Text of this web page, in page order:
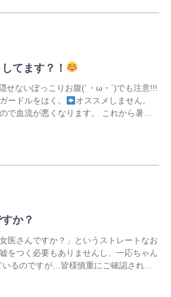
てます？！
せないぽっこりお腹(´・ω・`)でも注意!!!
ードルをはく。
オススメしません。
で血流が悪くなります。 これから暑く
か？
医さんですか？」というストレートなお
をつく必要もありませんし、一応ちゃん
いるのですが…皆様慎重にご確認される